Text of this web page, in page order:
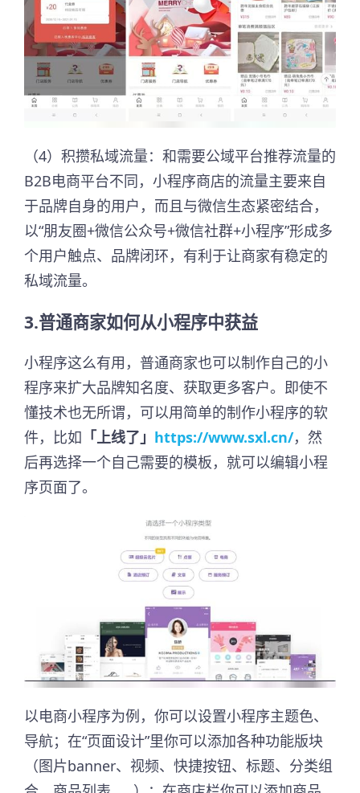
（4）积攒私域流量：和需要公域平台推荐流量的
B2B电商平台不同，小程序商店的流量主要来自
于品牌自身的用户，而且与微信生态紧密结合，
以“朋友圈+微信公众号+微信社群+小程序”形成多
个用户触点、品牌闭环，有利于让商家有稳定的
私域流量。
3.普通商家如何从小程序中获益
小程序这么有用，普通商家也可以制作自己的小
程序来扩大品牌知名度、获取更多客户。即使不
懂技术也无所谓，可以用简单的制作小程序的软
件，比如 「上线了」 https://www.sxl.cn/，然
后再选择一个自己需要的模板，就可以编辑小程
序页面了。
以电商小程序为例，你可以设置小程序主题色、
导航；在“页面设计”里你可以添加各种功能版块
（图片banner、视频、快捷按钮、标题、分类组